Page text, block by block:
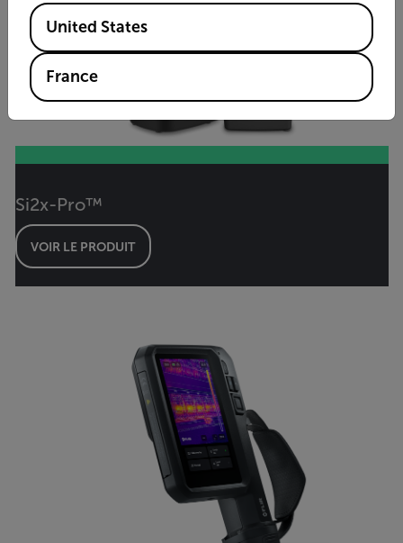
Si2x-Pro™
VOIR LE PRODUIT
Available Locations
United States
France